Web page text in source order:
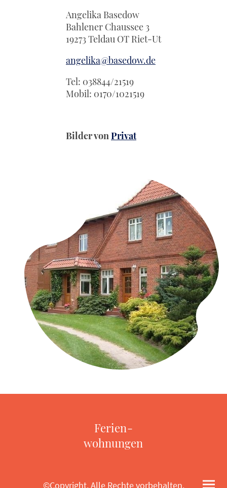
Angelika Basedow
Bahlener Chaussee 3
19273 Teldau OT Riet-Ut
angelika@basedow.de
Tel: 038844/21519
Mobil: 0170/1021519
Bilder vonPrivat
Ferien-
wohnungen
©Copyright. Alle Rechte vorbehalten.